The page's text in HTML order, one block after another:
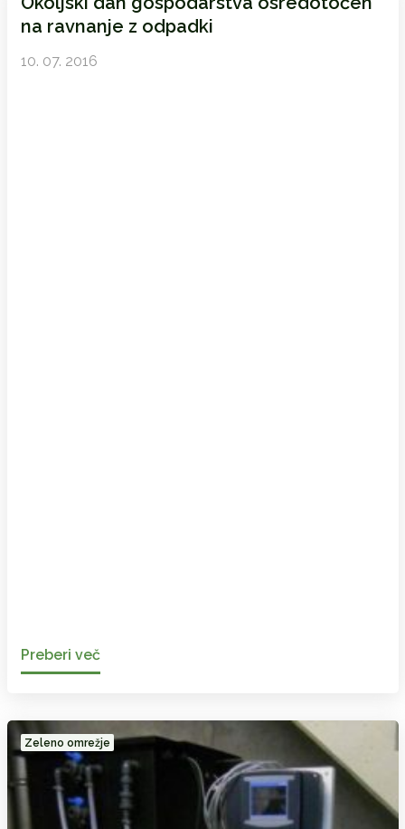
na ravnanje z odpadki
10. 07. 2016
Preberi več
Zeleno omrežje